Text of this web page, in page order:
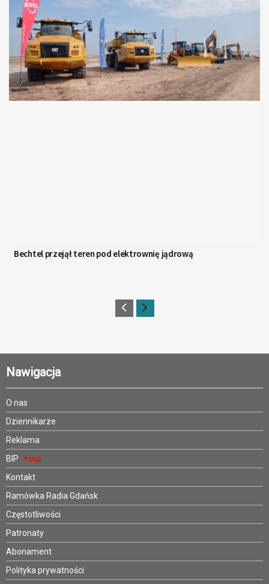
Bechtel przejął teren pod elektrownię jądrową
Nawigacja
O nas
Dziennikarze
Reklama
BIP
Kontakt
Ramówka Radia Gdańsk
Częstotliwości
Patronaty
Abonament
Polityka prywatności